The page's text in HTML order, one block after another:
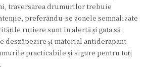
traversarea drumurilor trebuie
preferându-se zonele semnalizate
rutiere sunt în alertă și gata să
deszăpezire și material antiderapant
practicabile și sigure pentru toți